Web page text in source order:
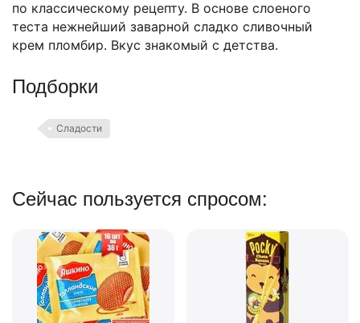
по классическому рецепту. В основе слоеного
теста нежнейший заварной сладко сливочный
крем пломбир. Вкус знакомый с детства.
Подборки
Сладости
Сейчас пользуется спросом: